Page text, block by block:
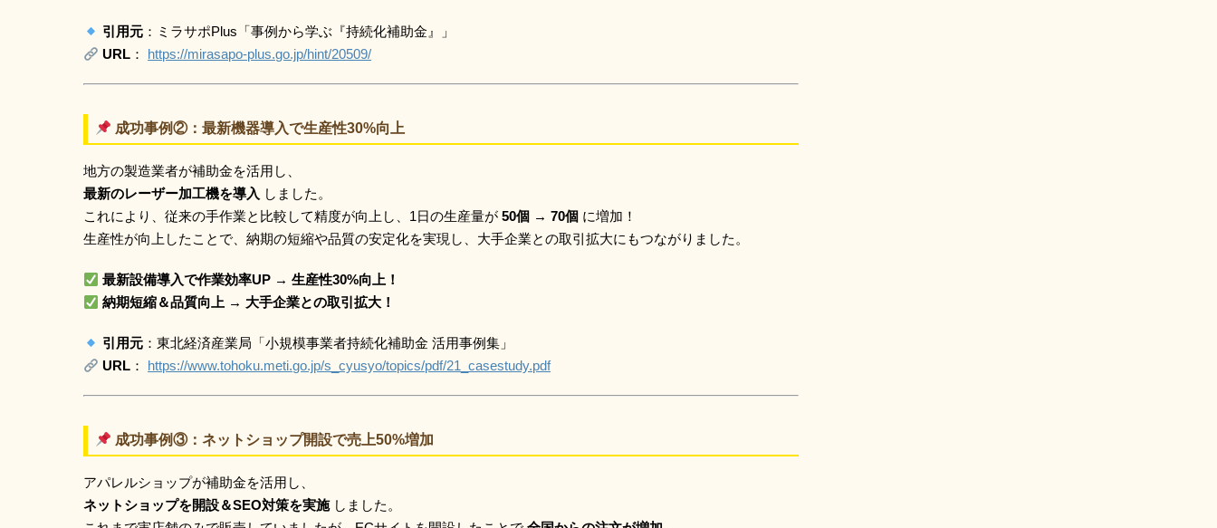
引用元 ：ミラサポPlus「事例から学ぶ『持続化補助金』」
URL ： https://mirasapo-plus.go.jp/hint/20509/
成功事例②：最新機器導入で生産性30%向上
地方の製造業者が補助金を活用し、
最新のレーザー加工機を導入 しました。
これにより、従来の手作業と比較して精度が向上し、1日の生産量が 50個 → 70個 に増加！
生産性が向上したことで、納期の短縮や品質の安定化を実現し、大手企業との取引拡大にもつながりました。
最新設備導入で作業効率UP → 生産性30%向上！
納期短縮＆品質向上 → 大手企業との取引拡大！
引用元 ：東北経済産業局「小規模事業者持続化補助金 活用事例集」
URL ： https://www.tohoku.meti.go.jp/s_cyusyo/topics/pdf/21_casestudy.pdf
成功事例③：ネットショップ開設で売上50%増加
アパレルショップが補助金を活用し、
ネットショップを開設＆SEO対策を実施しました。